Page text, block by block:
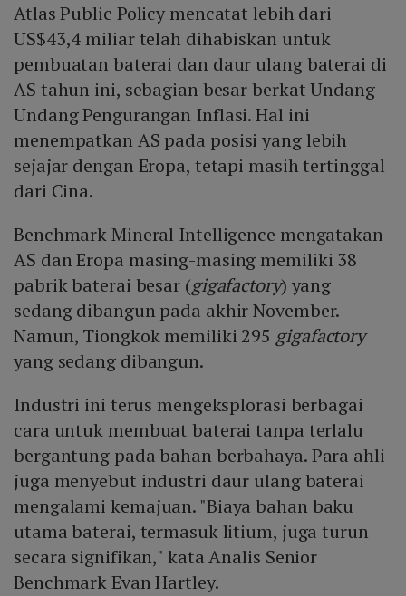
Atlas Public Policy mencatat lebih dari
US$43,4 miliar telah dihabiskan untuk
pembuatan baterai dan daur ulang baterai di
AS tahun ini, sebagian besar berkat Undang-
Undang Pengurangan Inflasi. Hal ini
menempatkan AS pada posisi yang lebih
sejajar dengan Eropa, tetapi masih tertinggal
dari Cina.
Benchmark Mineral Intelligence mengatakan
AS dan Eropa masing-masing memiliki 38
pabrik baterai besar (gigafactory) yang
sedang dibangun pada akhir November.
Namun, Tiongkok memiliki 295gigafactory
yang sedang dibangun.
Industri ini terus mengeksplorasi berbagai
cara untuk membuat baterai tanpa terlalu
bergantung pada bahan berbahaya. Para ahli
juga menyebut industri daur ulang baterai
mengalami kemajuan. "Biaya bahan baku
utama baterai, termasuk litium, juga turun
secara signifikan," kata Analis Senior
Benchmark Evan Hartley.